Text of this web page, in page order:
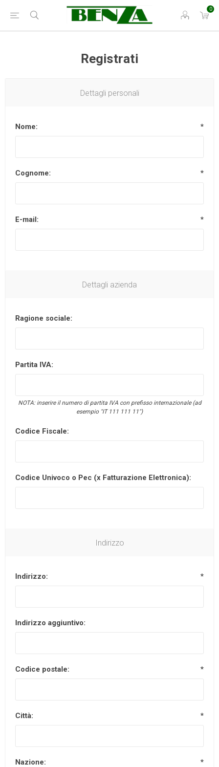
0
Registrati
Dettagli personali
Nome: *
Cognome: *
E-mail: *
Dettagli azienda
Ragione sociale:
Partita IVA:
NOTA: inserire il numero di partita IVA con prefisso internazionale (ad
esempio "IT 111 111 11")
Codice Fiscale:
Codice Univoco o Pec (x Fatturazione Elettronica):
Indirizzo
Indirizzo: *
Indirizzo aggiuntivo:
Codice postale: *
Città: *
Nazione: *